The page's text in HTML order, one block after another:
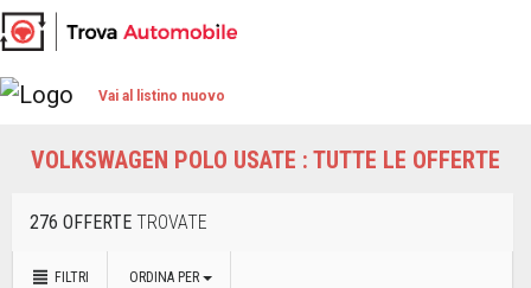
Vai al listino nuovo
VOLKSWAGEN POLO USATE : TUTTE LE OFFERTE
276 OFFERTE TROVATE
FILTRI ORDINA PER